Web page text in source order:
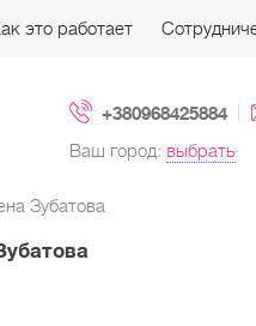
это работает
+380968425884
Ваш город: выбрать
Зубатова